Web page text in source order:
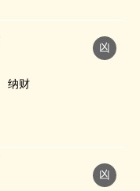
凶
纳财
凶